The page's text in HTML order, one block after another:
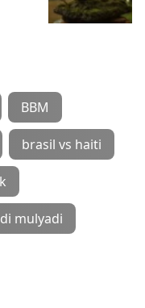
BBM
brasil vs haiti
mulyadi